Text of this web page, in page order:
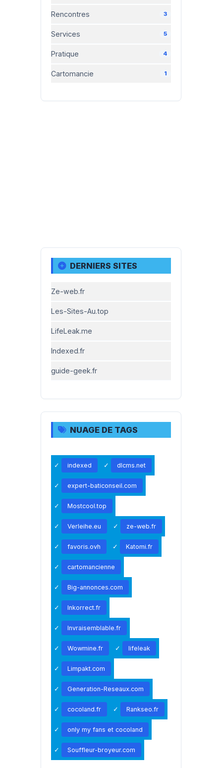
Rencontres 3
Services 5
Pratique 4
Cartomancie 1
DERNIERS SITES
Ze-web.fr
Les-Sites-Au.top
LifeLeak.me
Indexed.fr
guide-geek.fr
NUAGE DE TAGS
indexed dlcms.net
expert-baticonseil.com
Mostcool.top
Verleihe.eu ze-web.fr
favoris.ovh Katomi.fr
cartomancienne
Big-annonces.com
Inkorrect.fr
Invraisemblable.fr
Wowmine.fr lifeleak
Limpakt.com
Generation-Reseaux.com
cocoland.fr Rankseo.fr
only my fans et cocoland
Souffleur-broyeur.com